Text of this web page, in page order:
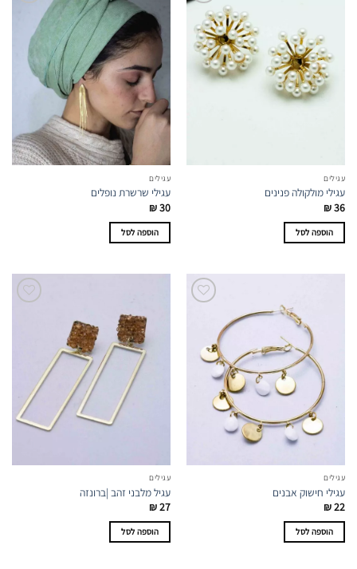
עגילים
עגילי מולקולה פנינים
₪36
הוספה לסל
עגילים
עגילי שרשרת נופלים
₪30
הוספה לסל
עגילים
עגילי חישוק אבנים
₪22
הוספה לסל
עגילים
עגיל מלבני זהב |ברונזה
₪27
הוספה לסל